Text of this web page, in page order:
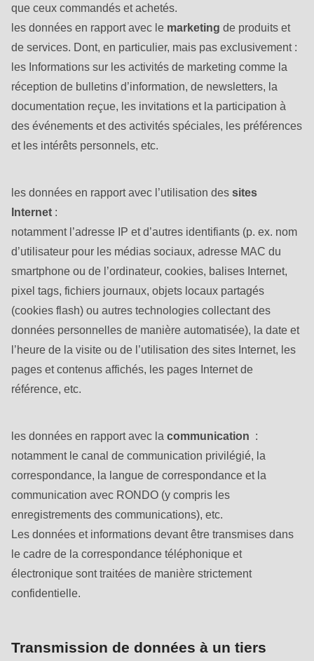
null
to
parameter
#1
($string)
of
type
string
in
Drupal\rondo_contact\ContactService-
>Drupal\rondo_contact\
{closure}
()
(line
592
of
modules/custom/rondo_contact/src/ContactService.php
Deprecated
mb_substr():
Passing
null
to
parameter
#1
($string)
of
type
deprecated
que ceux commandés et achetés.
les données en rapport avec le marketing de produits et
de services. Dont, en particulier, mais pas exclusivement :
les Informations sur les activités de marketing comme la
réception de bulletins d’information, de newsletters, la
documentation reçue, les invitations et la participation à
des événements et des activités spéciales, les préférences
et les intérêts personnels, etc.
les données en rapport avec l’utilisation des sites
Internet :
notamment l’adresse IP et d’autres identifiants (p. ex. nom
d’utilisateur pour les médias sociaux, adresse MAC du
smartphone ou de l’ordinateur, cookies, balises Internet,
pixel tags, fichiers journaux, objets locaux partagés
(cookies flash) ou autres technologies collectant des
données personnelles de manière automatisée), la date et
l’heure de la visite ou de l’utilisation des sites Internet, les
pages et contenus affichés, les pages Internet de
référence, etc.
les données en rapport avec la communication :
notamment le canal de communication privilégié, la
correspondance, la langue de correspondance et la
communication avec RONDO (y compris les
enregistrements des communications), etc.
Les données et informations devant être transmises dans
le cadre de la correspondance téléphonique et
électronique sont traitées de manière strictement
confidentielle.
Transmission de données à un tiers